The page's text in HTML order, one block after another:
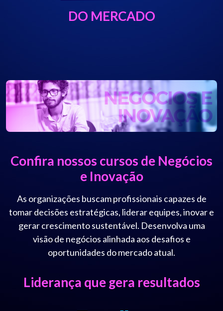
DO MERCADO
Confira nossos cursos de Negócios
e Inovação
As organizações buscam profissionais capazes de
tomar decisões estratégicas, liderar equipes, inovar e
gerar crescimento sustentável. Desenvolva uma
visão de negócios alinhada aos desafios e
oportunidades do mercado atual.
Liderança que gera resultados